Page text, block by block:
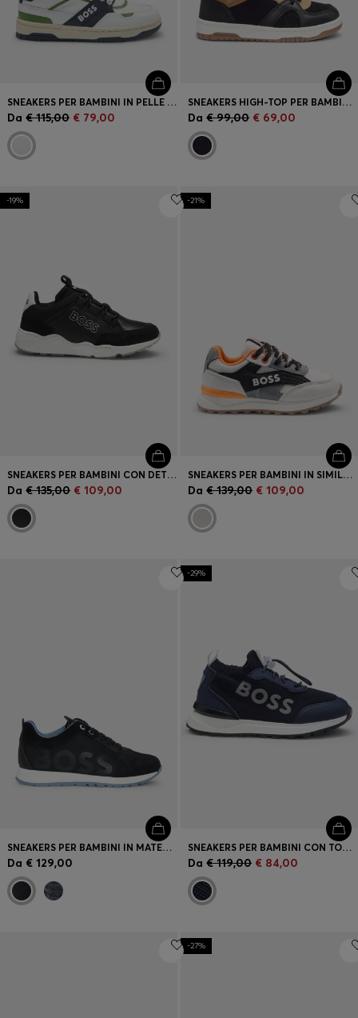
SNEAKERS PER BAMBINI IN PELLE E TELA
Da € 115,00 € 79,00
SNEAKERS HIGH-TOP PER BAMBINI IN VELLUTO E PELLE
Da € 99,00 € 69,00
-19%
SNEAKERS PER BAMBINI CON DETTAGLI IN MATERIALE SINTETICO E LOGO
Da € 135,00 € 109,00
-21%
SNEAKERS PER BAMBINI IN SIMILPELLE CON MONOGRAMMA
Da € 139,00 € 109,00
SNEAKERS PER BAMBINI IN MATERIALI MISTI CON RIFINITURE IN PELLE
Da € 129,00
-29%
SNEAKERS PER BAMBINI CON TOMAIA IN MAGLIA E MATERIALE SINTETICO CON LOGO
Da € 119,00 € 84,00
-27%